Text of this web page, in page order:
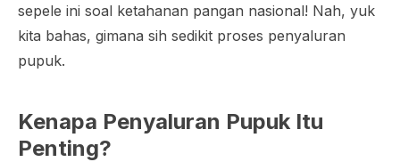
sepele ini soal ketahanan pangan nasional! Nah, yuk
kita bahas, gimana sih sedikit proses penyaluran
pupuk.
Kenapa Penyaluran Pupuk Itu
Penting?